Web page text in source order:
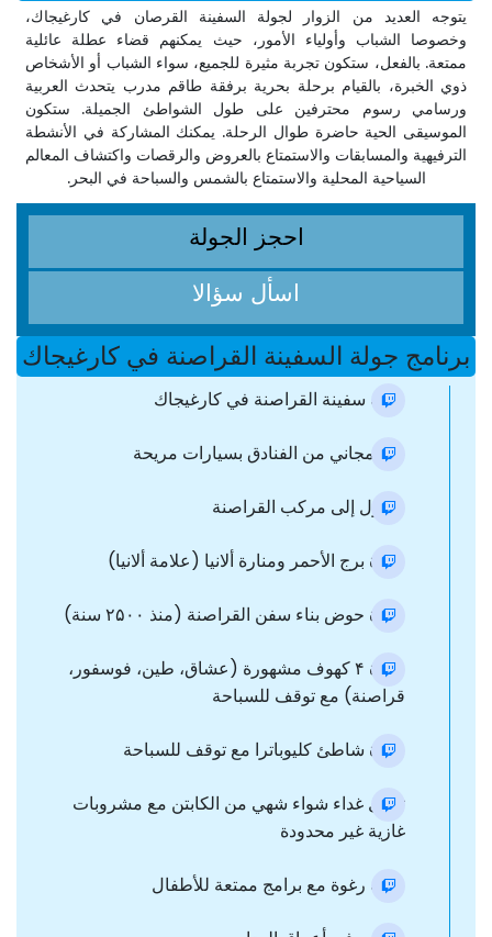
يتوجه العديد من الزوار لجولة السفينة القرصان في كارغيجاك،
وخصوصا الشباب وأولياء الأمور، حيث يمكنهم قضاء عطلة عائلية
ممتعة. بالفعل، ستكون تجربة مثيرة للجميع، سواء الشباب أو الأشخاص
ذوي الخبرة، بالقيام برحلة بحرية برفقة طاقم مدرب يتحدث العربية
ورسامي رسوم محترفين على طول الشواطئ الجميلة. ستكون
الموسيقى الحية حاضرة طوال الرحلة. يمكنك المشاركة في الأنشطة
الترفيهية والمسابقات والاستمتاع بالعروض والرقصات واكتشاف المعالم
السياحية المحلية والاستمتاع بالشمس والسباحة في البحر.
احجز الجولة
اسأل سؤالا
برنامج جولة السفينة القراصنة في كارغيجاك
جولة سفينة القراصنة في كارغيجاك
نقل مجاني من الفنادق بسيارات مريحة
وصول إلى مركب القراصنة
زيارة برج الأحمر ومنارة ألانيا (علامة ألانيا)
زيارة حوض بناء سفن القراصنة (منذ ٢۵٠٠ سنة)
زيارة ۴ كهوف مشهورة (عشاق، طين، فوسفور،
قراصنة) مع توقف للسباحة
زيارة شاطئ كليوباترا مع توقف للسباحة
تناول غداء شواء شهي من الكابتن مع مشروبات
غازية غير محدودة
حفلة رغوة مع برامج ممتعة للأطفال